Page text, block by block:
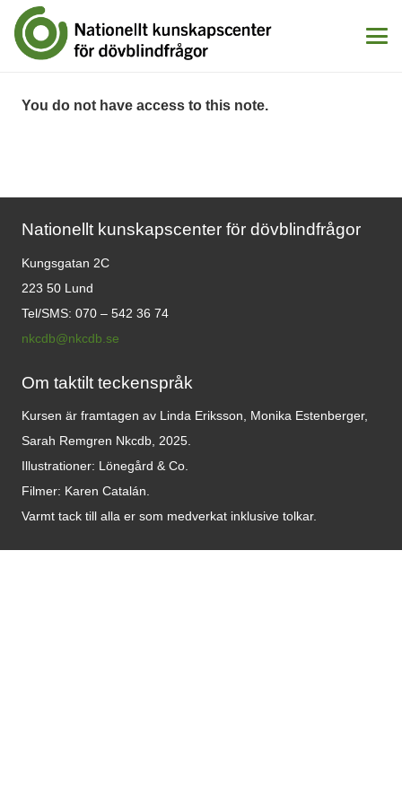
You do not have access to this note.
Nationellt kunskapscenter för dövblindfrågor
Kungsgatan 2C
223 50 Lund
Tel/SMS: 070 – 542 36 74
nkcdb@nkcdb.se
Om taktilt teckenspråk
Kursen är framtagen av Linda Eriksson, Monika Estenberger,
Sarah Remgren Nkcdb, 2025.
Illustrationer: Lönegård & Co.
Filmer: Karen Catalán.
Varmt tack till alla er som medverkat inklusive tolkar.